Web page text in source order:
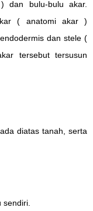
dan bulu-bulu akar.
( anatomi akar )
dan stele (
tersebut tersusun
diatas tanah, serta
sendiri.